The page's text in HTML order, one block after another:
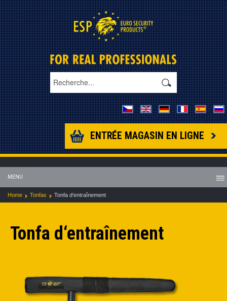
ENTRÉE MAGASIN EN LIGNE
MENU
Home Tonfas Tonfa d‘entraînement
Tonfa d‘entraînement